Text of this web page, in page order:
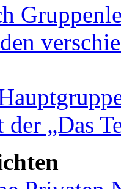
der „Das